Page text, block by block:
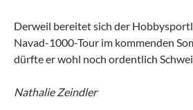
Derweil bereitet sich der
Navad-1000-Tour im kommenden
dürfte er wohl noch ordentlich
Nathalie Zeindler